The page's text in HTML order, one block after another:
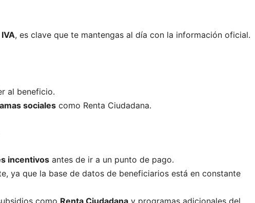
, es clave que te mantengas al día con la información oficial.
al beneficio.
sociales como Renta Ciudadana.
incentivos antes de ir a un punto de pago.
ya que la base de datos de beneficiarios está en constante